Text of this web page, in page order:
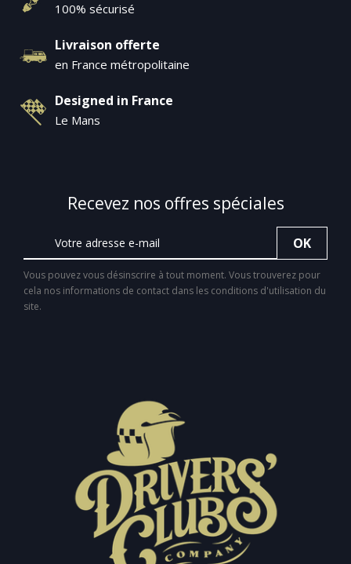
100% sécurisé
Livraison offerte
en France métropolitaine
Designed in France
Le Mans
Recevez nos offres spéciales
Vous pouvez vous désinscrire à tout moment. Vous trouverez pour
cela nos informations de contact dans les conditions d'utilisation du
site.